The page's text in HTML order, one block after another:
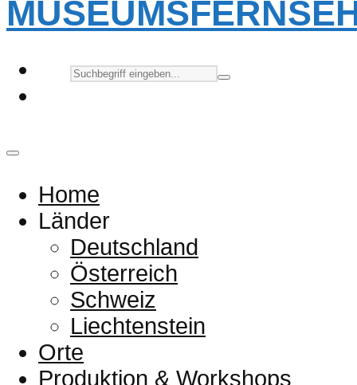
Home
Länder
Deutschland
Österreich
Schweiz
Liechtenstein
Orte
Produktion & Workshops